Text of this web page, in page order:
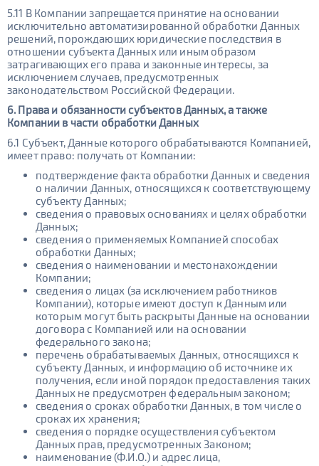
5.11 В Компании запрещается принятие на основании
исключительно автоматизированной обработки Данных
решений, порождающих юридические последствия в
отношении субъекта Данных или иным образом
затрагивающих его права и законные интересы, за
исключением случаев, предусмотренных
законодательством Российской Федерации.
6. Права и обязанности субъектов Данных, а также
Компании в части обработки Данных
6.1 Субъект, Данные которого обрабатываются Компанией,
имеет право: получать от Компании:
подтверждение факта обработки Данных и сведения
о наличии Данных, относящихся к соответствующему
субъекту Данных;
сведения о правовых основаниях и целях обработки
Данных;
сведения о применяемых Компанией способах
обработки Данных;
сведения о наименовании и местонахождении
Компании;
сведения о лицах (за исключением работников
Компании), которые имеют доступ к Данным или
которым могут быть раскрыты Данные на основании
договора с Компанией или на основании
федерального закона;
перечень обрабатываемых Данных, относящихся к
субъекту Данных, и информацию об источнике их
получения, если иной порядок предоставления таких
Данных не предусмотрен федеральным законом;
сведения о сроках обработки Данных, в том числе о
сроках их хранения;
сведения о порядке осуществления субъектом
Данных прав, предусмотренных Законом;
наименование (Ф.И.О.) и адрес лица,